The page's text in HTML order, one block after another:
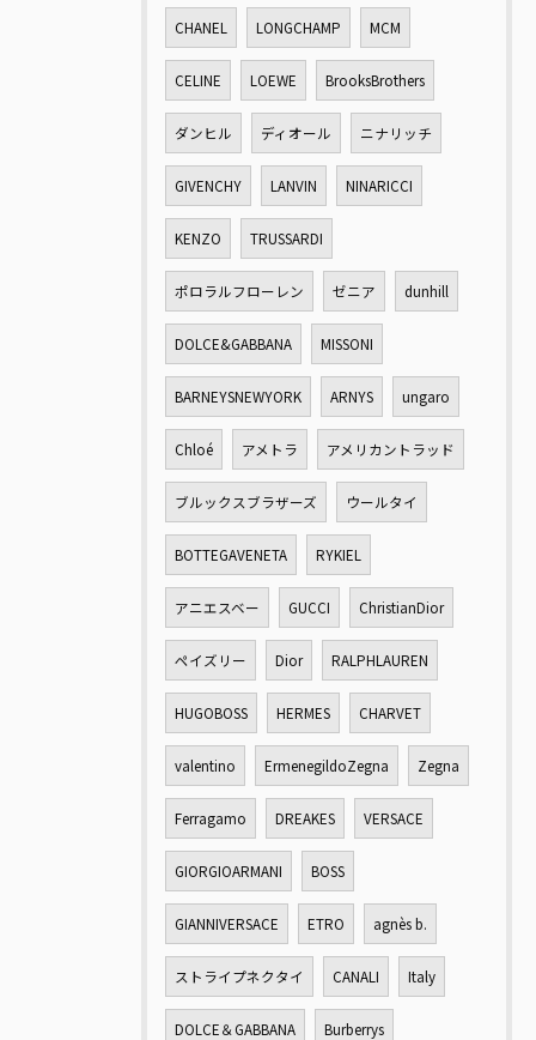
CHANEL LONGCHAMP MCM
CELINE LOEWE BrooksBrothers
ダンヒル ディオール ニナリッチ
GIVENCHY LANVIN NINARICCI
KENZO TRUSSARDI
ポロラルフローレン ゼニア dunhill
DOLCE&GABBANA MISSONI
BARNEYSNEWYORK ARNYS ungaro
Chloé アメトラ アメリカントラッド
ブルックスブラザーズ ウールタイ
BOTTEGAVENETA RYKIEL
アニエスベー GUCCI ChristianDior
ペイズリー Dior RALPHLAUREN
HUGOBOSS HERMES CHARVET
valentino ErmenegildoZegna Zegna
Ferragamo DREAKES VERSACE
GIORGIOARMANI BOSS
GIANNIVERSACE ETRO agnès b.
ストライプネクタイ CANALI Italy
DOLCE＆GABBANA Burberrys